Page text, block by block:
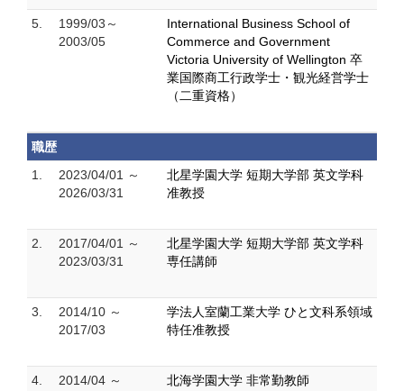
5.
1999/03～
2003/05
International Business School of
Commerce and Government
Victoria University of Wellington 卒
業国際商工行政学士・観光経営学士
（二重資格）
職歴
1.
2023/04/01 ～
2026/03/31
北星学園大学 短期大学部 英文学科
准教授
2.
2017/04/01 ～
2023/03/31
北星学園大学 短期大学部 英文学科
専任講師
3.
2014/10 ～
2017/03
学法人室蘭工業大学 ひと文科系領域
特任准教授
4. 2014/04 ～ 北海学園大学 非常勤教師